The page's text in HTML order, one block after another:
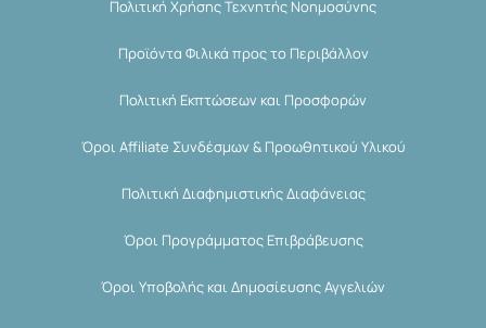
Πολιτική Χρήσης Τεχνητής Νοημοσύνης
Προϊόντα Φιλικά προς το Περιβάλλον
Πολιτική Εκπτώσεων και Προσφορών
Όροι Affiliate Συνδέσμων & Προωθητικού Υλικού
Πολιτική Διαφημιστικής Διαφάνειας
Όροι Προγράμματος Επιβράβευσης
Όροι Υποβολής και Δημοσίευσης Αγγελιών